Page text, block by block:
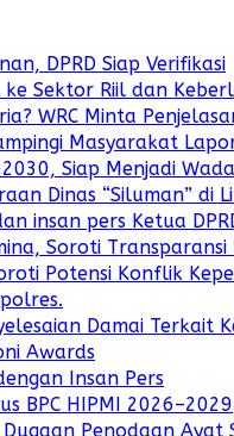
DPRD Siap Verifikasi
Sektor Riil dan
WRC Minta
Masyarakat
Siap Menjadi
Dinas “Siluman” di
insan pers Ketua
Soroti Transparansi
Potensi Konflik
Damai Terkait
Awards
Insan Pers
BPC HIPMI 2026–2029
Penodaan Ayat